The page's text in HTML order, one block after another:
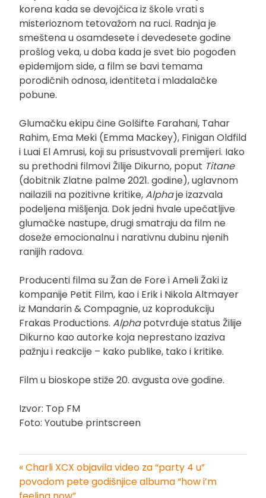
korena kada se devojčica iz škole vrati s
misterioznom tetovažom na ruci. Radnja je
smeštena u osamdesete i devedesete godine
prošlog veka, u doba kada je svet bio pogođen
epidemijom side, a film se bavi temama
porodičnih odnosa, identiteta i mladalačke
pobune.
Glumačku ekipu čine Golšifte Farahani, Tahar
Rahim, Ema Meki (Emma Mackey), Finigan Oldfild
i Luai El Amrusi, koji su prisustvovali premijeri. Iako
su prethodni filmovi Žilije Dikurno, poput Titane
(dobitnik Zlatne palme 2021. godine), uglavnom
nailazili na pozitivne kritike,Alphaje izazvala
podeljena mišljenja. Dok jedni hvale upečatljive
glumačke nastupe, drugi smatraju da film ne
doseže emocionalnu i narativnu dubinu njenih
ranijih radova.
Producenti filma su Žan de Fore i Ameli Žaki iz
kompanije Petit Film, kao i Erik i Nikola Altmayer
iz Mandarin & Compagnie, uz koprodukciju
Frakas Productions. Alphapotvrđuje status Žilije
Dikurno kao autorke koja neprestano izaziva
pažnju i reakcije – kako publike, tako i kritike.
Film u bioskope stiže 20. avgusta ove godine.
Izvor: Top FM
Foto: Youtube printscreen
Kretanje
« Charli XCX objavila video za “party 4 u”
povodom pete godišnjice albuma “how i’m